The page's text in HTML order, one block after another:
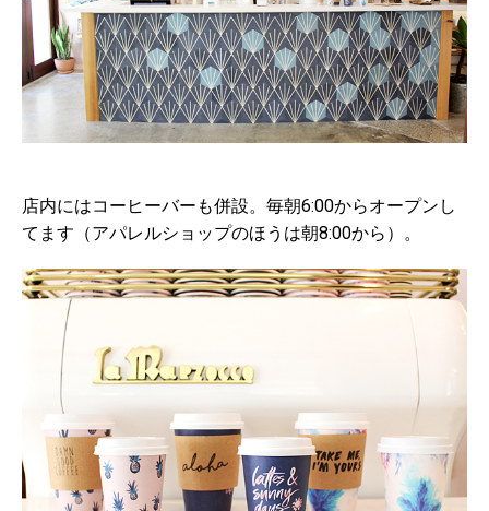
店内にはコーヒーバーも併設。毎朝6:00からオープンし
てます（アパレルショップのほうは朝8:00から）。